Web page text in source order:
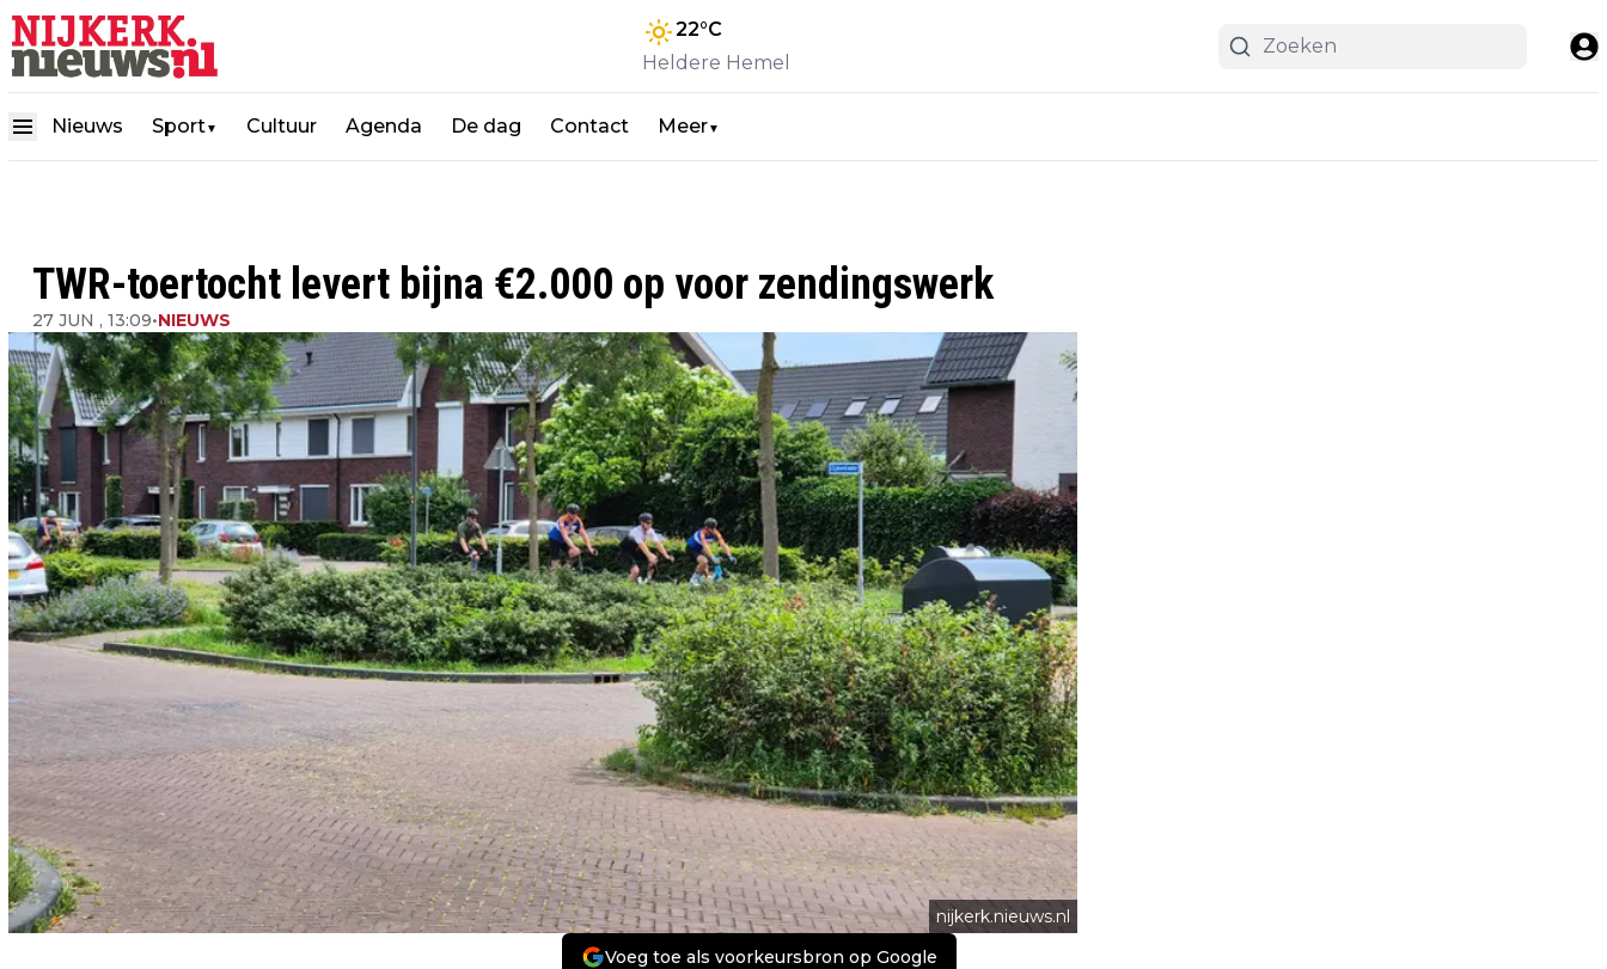
22°C
Heldere Hemel
Nieuws Sport▼ Cultuur Agenda De dag Contact Meer▼
TWR-toertocht levert bijna €2.000 op voor zendingswerk
27 JUN , 13:09•NIEUWS
nijkerk.nieuws.nl
Voeg toe als voorkeursbron op Google